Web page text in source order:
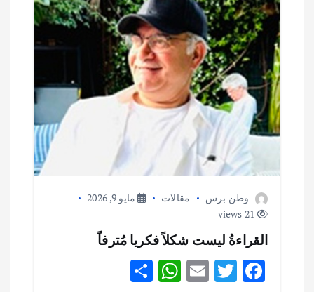
وطن برس مقالات
مايو 9, 2026
21 views
القراءةُ ليست شكلاً فكريا مُترفاً
F
T
E
W
S